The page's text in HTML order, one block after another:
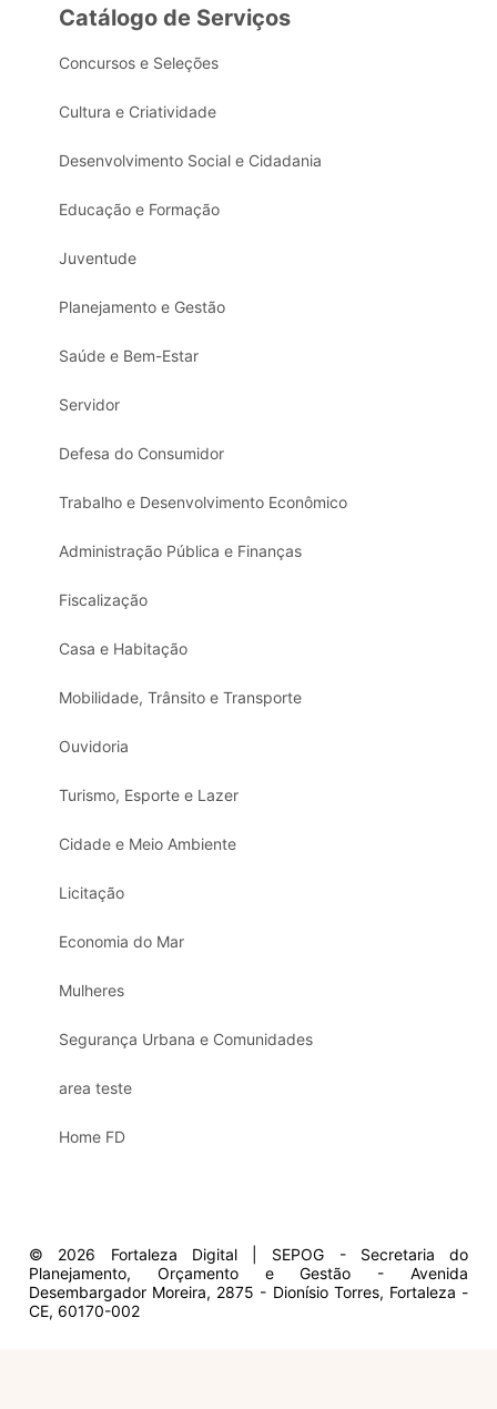
Catálogo de Serviços
Concursos e Seleções
Cultura e Criatividade
Desenvolvimento Social e Cidadania
Educação e Formação
Juventude
Planejamento e Gestão
Saúde e Bem-Estar
Servidor
Defesa do Consumidor
Trabalho e Desenvolvimento Econômico
Administração Pública e Finanças
Fiscalização
Casa e Habitação
Mobilidade, Trânsito e Transporte
Ouvidoria
Turismo, Esporte e Lazer
Cidade e Meio Ambiente
Licitação
Economia do Mar
Mulheres
Segurança Urbana e Comunidades
area teste
Home FD
© 2026 Fortaleza Digital | SEPOG - Secretaria do
Planejamento, Orçamento e Gestão - Avenida
Desembargador Moreira, 2875 - Dionísio Torres, Fortaleza -
CE, 60170-002